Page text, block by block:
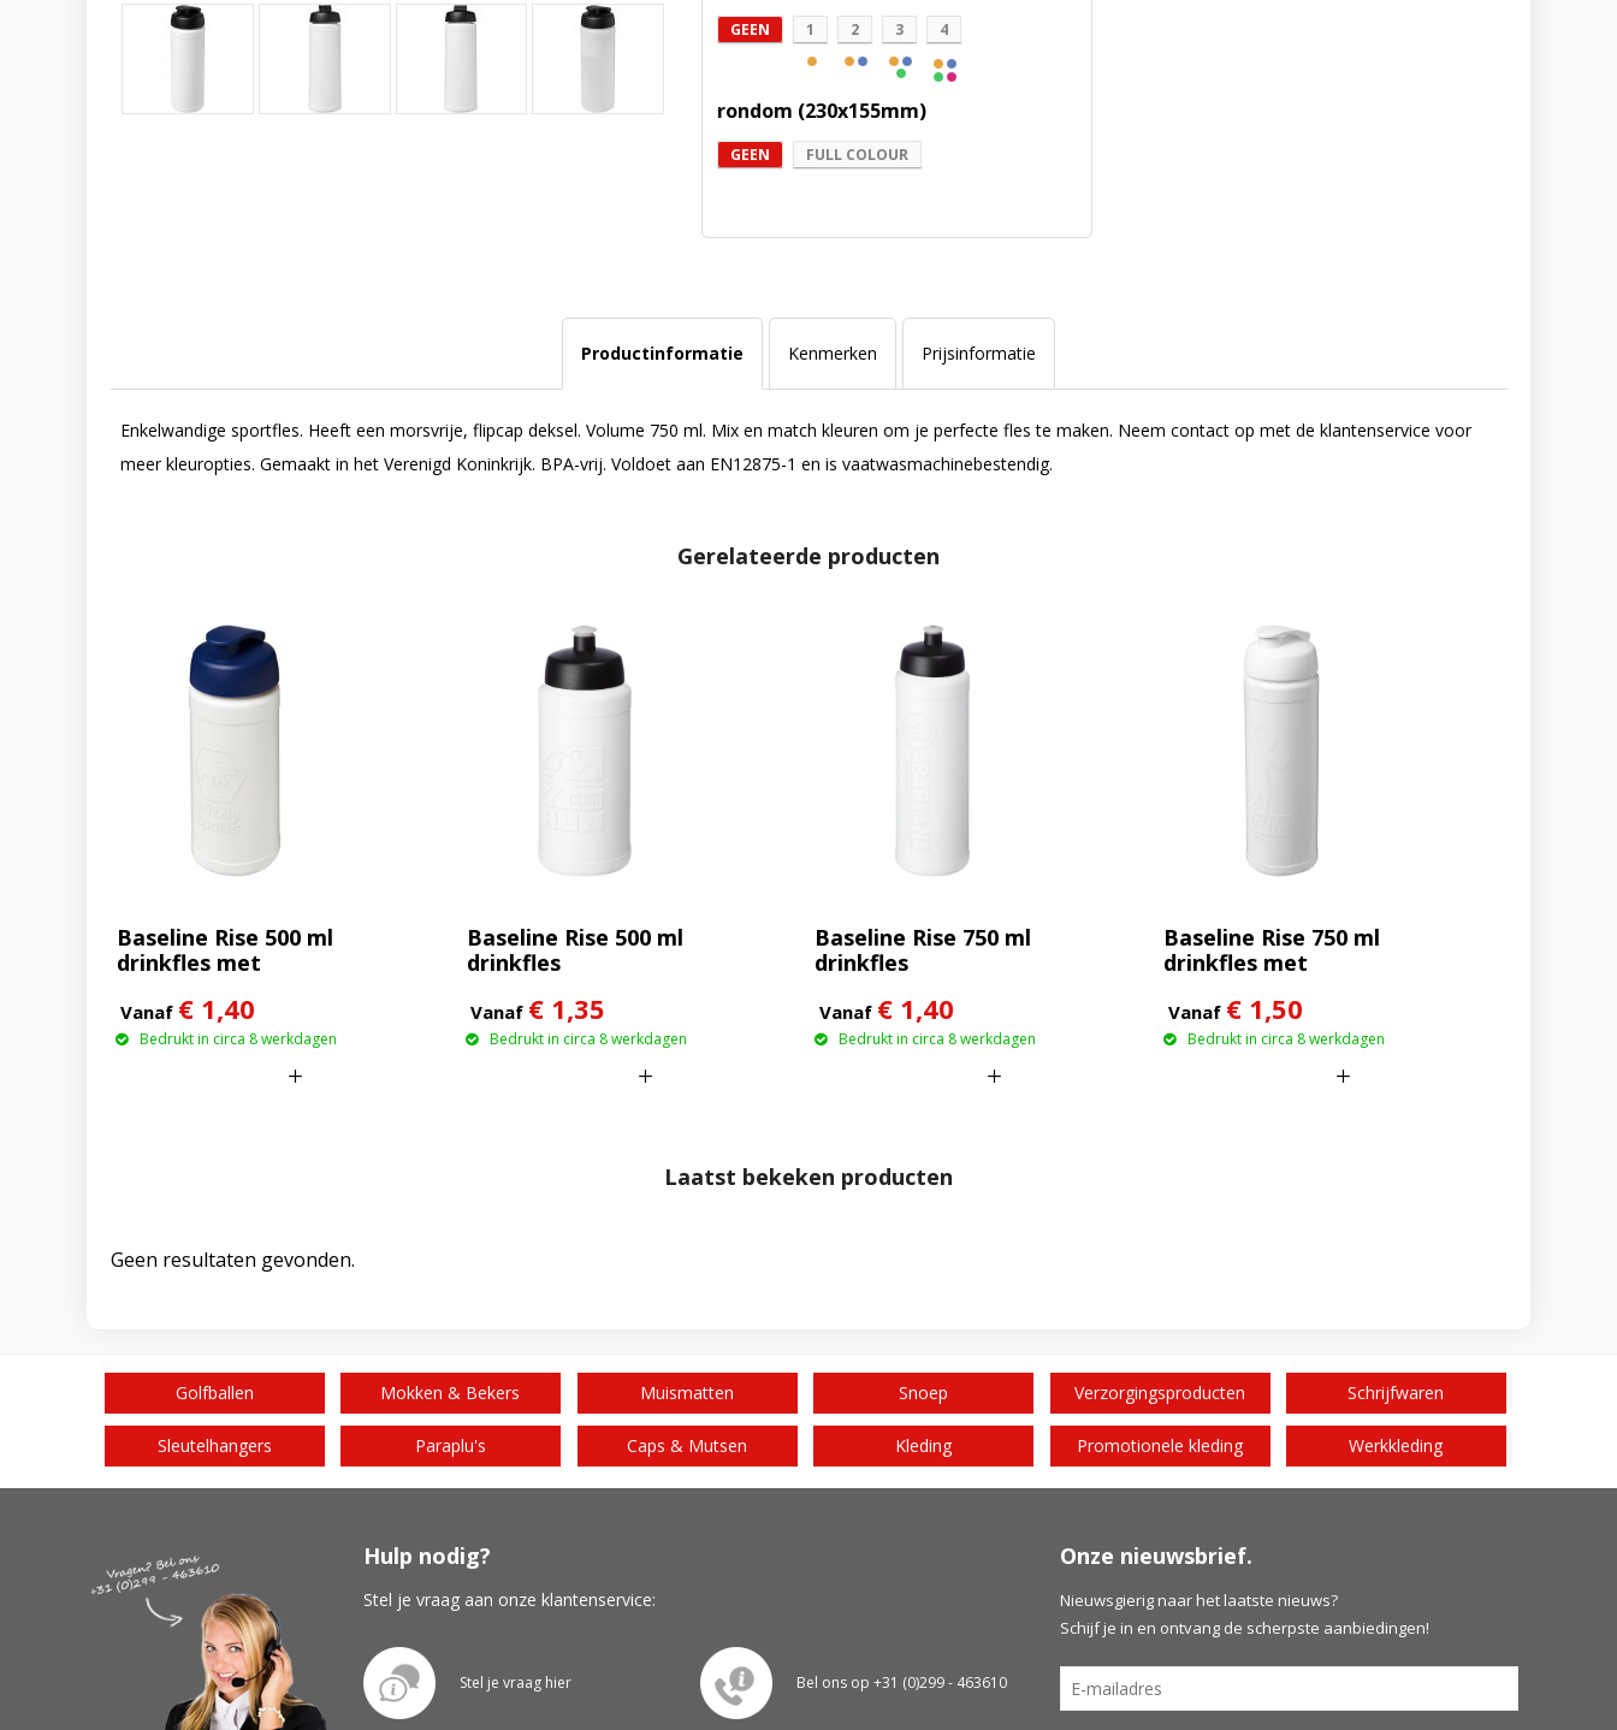
GEEN 1 2 3 4
rondom (230x155mm)
GEEN FULL COLOUR
Productinformatie Kenmerken Prijsinformatie
Enkelwandige sportfles. Heeft een morsvrije, flipcap deksel. Volume 750 ml. Mix en match kleuren om je perfecte fles te maken. Neem contact op met de klantenservice voor
meer kleuropties. Gemaakt in het Verenigd Koninkrijk. BPA-vrij. Voldoet aan EN12875-1 en is vaatwasmachinebestendig.
Gerelateerde producten
Baseline Rise 500 ml
drinkfles met
Vanaf € 1,40
Bedrukt in circa 8 werkdagen
Baseline Rise 500 ml
drinkfles
Vanaf € 1,35
Bedrukt in circa 8 werkdagen
Baseline Rise 750 ml
drinkfles
Vanaf € 1,40
Bedrukt in circa 8 werkdagen
Baseline Rise 750 ml
drinkfles met
Vanaf € 1,50
Bedrukt in circa 8 werkdagen
Laatst bekeken producten
Geen resultaten gevonden.
Golfballen Mokken & Bekers Muismatten Snoep Verzorgingsproducten Schrijfwaren
Sleutelhangers Paraplu's Caps & Mutsen Kleding Promotionele kleding Werkkleding
Hulp nodig?
Stel je vraag aan onze klantenservice:
Stel je vraag hier Bel ons op +31 (0)299 - 463610
Onze nieuwsbrief.
Nieuwsgierig naar het laatste nieuws?
Schijf je in en ontvang de scherpste aanbiedingen!